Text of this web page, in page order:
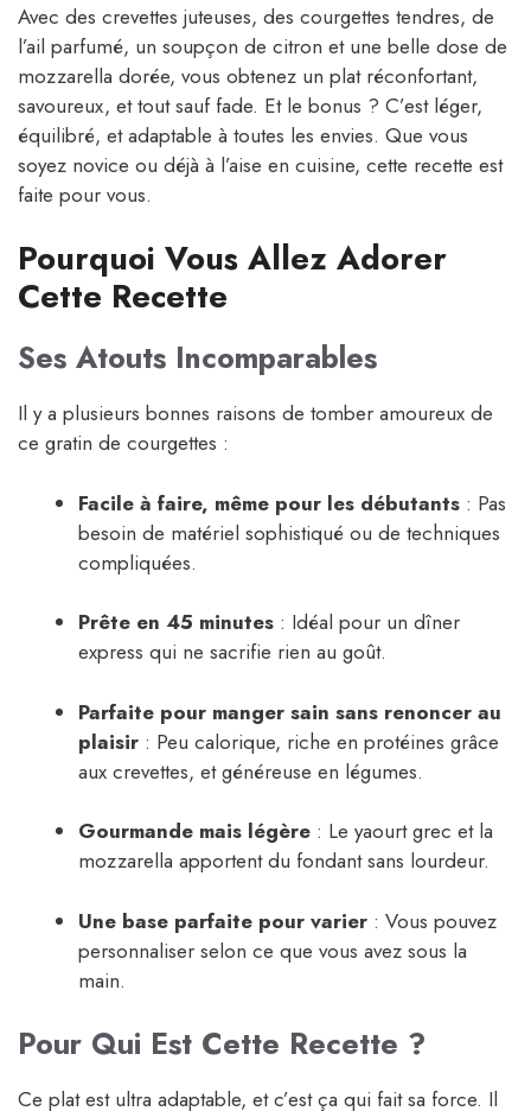
Avec des crevettes juteuses, des courgettes tendres, de
l’ail parfumé, un soupçon de citron et une belle dose de
mozzarella dorée, vous obtenez un plat réconfortant,
savoureux, et tout sauf fade. Et le bonus ? C’est léger,
équilibré, et adaptable à toutes les envies. Que vous
soyez novice ou déjà à l’aise en cuisine, cette recette est
faite pour vous.
Pourquoi Vous Allez Adorer
Cette Recette
Ses Atouts Incomparables
Il y a plusieurs bonnes raisons de tomber amoureux de
ce gratin de courgettes :
Facile à faire, même pour les débutants : Pas
besoin de matériel sophistiqué ou de techniques
compliquées.
Prête en 45 minutes : Idéal pour un dîner
express qui ne sacrifie rien au goût.
Parfaite pour manger sain sans renoncer au
plaisir : Peu calorique, riche en protéines grâce
aux crevettes, et généreuse en légumes.
Gourmande mais légère : Le yaourt grec et la
mozzarella apportent du fondant sans lourdeur.
Une base parfaite pour varier : Vous pouvez
personnaliser selon ce que vous avez sous la
main.
Pour Qui Est Cette Recette ?
Ce plat est ultra adaptable, et c’est ça qui fait sa force. Il